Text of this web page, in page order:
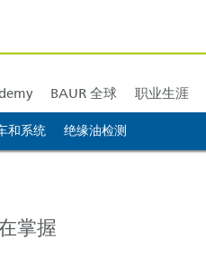
和系统 绝缘油检测
BAUR 全球
北美 BAUR 南美 BAUR 非洲
职业生涯
掌握